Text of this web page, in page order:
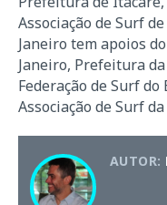
Associação de Surf
Janeiro tem apoios
Janeiro, Prefeitura
Federação de Surf do
Associação de Surf
AUTOR: